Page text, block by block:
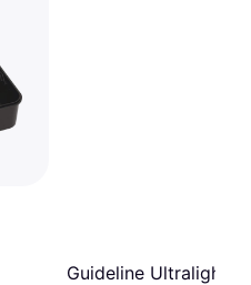
Guideline Ultralight